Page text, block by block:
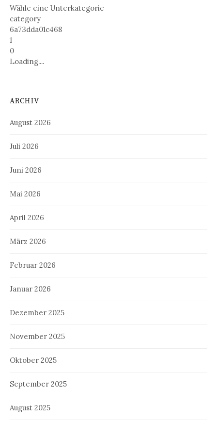
Wähle eine Unterkategorie
category
6a73dda01c468
1
0
Loading....
ARCHIV
August 2026
Juli 2026
Juni 2026
Mai 2026
April 2026
März 2026
Februar 2026
Januar 2026
Dezember 2025
November 2025
Oktober 2025
September 2025
August 2025